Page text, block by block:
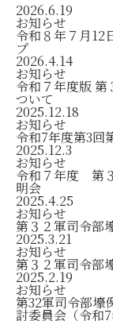
2026.6.19
お知らせ
令和８年７月12
プ
2026.4.14
お知らせ
令和７年度版
ついて
2025.12.18
お知らせ
令和7年度第3回
2025.12.3
お知らせ
令和７年度 第
明会
2025.4.25
お知らせ
第３２軍司令部
2025.3.21
お知らせ
第３２軍司令部
2025.2.19
お知らせ
第32軍司令部壕
討委員会（令和